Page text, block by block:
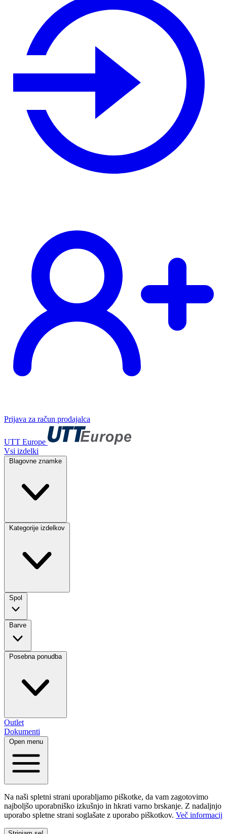
Prijava za račun prodajalca
UTT Europe
Vsi izdelki
Blagovne znamke
Kategorije izdelkov
Spol
Barve
Posebna ponudba
Outlet
Dokumenti
Open menu
Na naši spletni strani uporabljamo piškotke, da vam zagotovimo
najboljšo uporabniško izkušnjo in hkrati varno brskanje. Z nadaljnjo
uporabo spletne strani soglašate z uporabo piškotkov. Več informacij